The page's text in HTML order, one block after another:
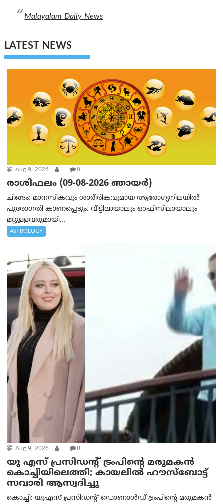
Malayalam Daily News
LATEST NEWS
Aug 9, 2026 . 0
രാശിഫലം (09-08-2026 ഞായര്‍)
ചിങ്ങം: മാനസികവും ശാരീരികവുമായ ആരോഗ്യനിലയിൽ
പുരോഗതി കാണപ്പെടും. വീട്ടിലായാലും ഓഫിസിലായാലും
മറ്റുള്ളവരുമായി...
ASTROLOGY
Aug 9, 2026 . 0
യു എസ് പ്രസിഡന്റ് ട്രംപിന്റെ മരുമകൻ
കൊച്ചിയിലെത്തി; കായലിൽ ഹൗസ്ബോട്ട്
സവാരി ആസ്വദിച്ചു
കൊച്ചി: യുഎസ് പ്രസിഡന്റ് ഡൊണാൾഡ് ട്രംപിന്റെ മരുമകൻ